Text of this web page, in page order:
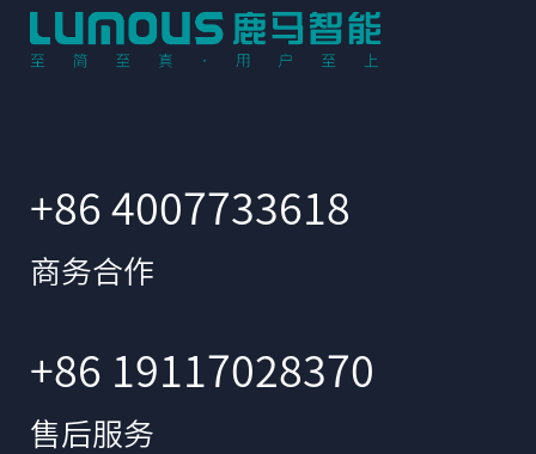
+86 4007733618
商务合作
+86 19117028370
售后服务